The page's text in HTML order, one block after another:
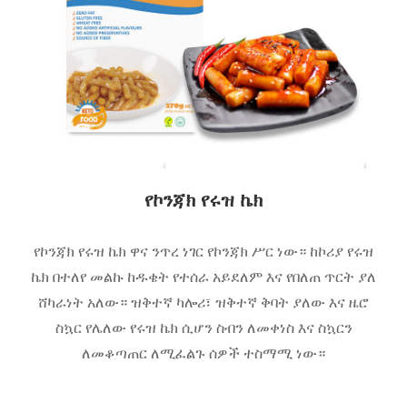
የኮንጃክ የሩዝ ኬክ
የኮንጃክ የሩዝ ኬክ ዋና ንጥረ ነገር የኮንጃክ ሥር ነው። ከኮሪያ የሩዝ
ኬክ በተለየ መልኩ ከዱቄት የተሰራ አይደለም እና የበለጠ ጥርት ያለ
ሸካራነት አለው። ዝቅተኛ ካሎሪ፣ ዝቅተኛ ቅባት ያለው እና ዜሮ
ስኳር የሌለው የሩዝ ኬክ ሲሆን ስብን ለመቀነስ እና ስኳርን
ለመቆጣጠር ለሚፈልጉ ሰዎች ተስማሚ ነው።